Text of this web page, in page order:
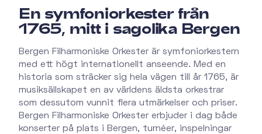
En symfoniorkester från
1765, mitt i sagolika Bergen
Bergen Filharmoniske Orkester är symfoniorkestern
med ett högt internationellt anseende. Med en
historia som sträcker sig hela vägen till år 1765, är
musiksällskapet en av världens äldsta orkestrar
som dessutom vunnit flera utmärkelser och priser.
Bergen Filharmoniske Orkester erbjuder i dag både
konserter på plats i Bergen, turnéer, inspelningar